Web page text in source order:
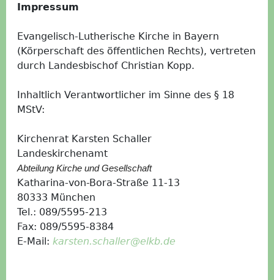
Impressum
Evangelisch-Lutherische Kirche in Bayern
(Körperschaft des öffentlichen Rechts), vertreten
durch Landesbischof Christian Kopp.
Inhaltlich Verantwortlicher im Sinne des § 18
MStV:
Kirchenrat Karsten Schaller
Landeskirchenamt
Abteilung Kirche und Gesellschaft
Katharina-von-Bora-Straße 11-13
80333 München
Tel.: 089/5595-213
Fax: 089/5595-8384
E-Mail: karsten.schaller@elkb.de